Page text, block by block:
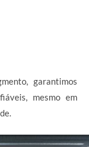
garantimos
mesmo em